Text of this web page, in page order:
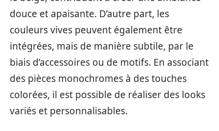
douce et apaisante. D’autre part, les
couleurs vives peuvent également être
intégrées, mais de manière subtile, par le
biais d’accessoires ou de motifs. En associant
des pièces monochromes à des touches
colorées, il est possible de réaliser des looks
variés et personnalisables.